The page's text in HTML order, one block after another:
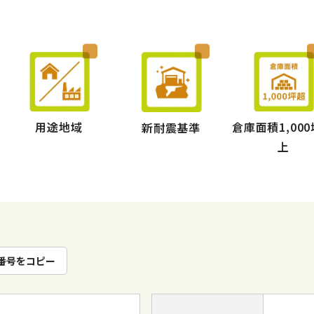
用途地域 新耐震基準
倉庫面積1,000
上
号をコピー